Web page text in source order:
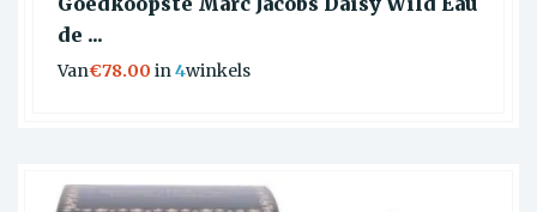
de ...
Van€78.00 in 4winkels